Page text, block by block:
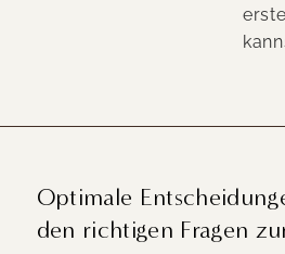
Optimale
den richtigen Fragen